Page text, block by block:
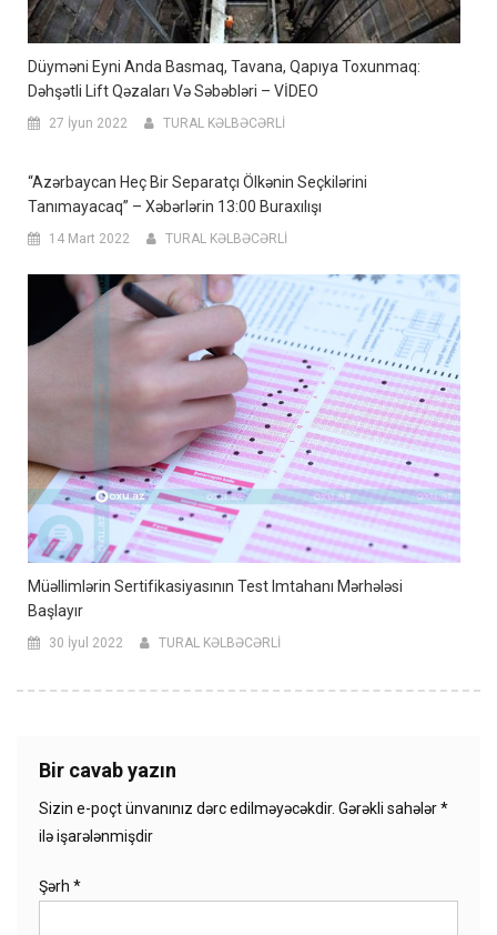
Düyməni Eyni Anda Basmaq, Tavana, Qapıya Toxunmaq:
Dəhşətli Lift Qəzaları Və Səbəbləri – VİDEO
27 İyun 2022 TURAL KƏLBƏCƏRLİ
“Azərbaycan Heç Bir Separatçı Ölkənin Seçkilərini
Tanımayacaq” – Xəbərlərin 13:00 Buraxılışı
14 Mart 2022 TURAL KƏLBƏCƏRLİ
Müəllimlərin Sertifikasiyasının Test Imtahanı Mərhələsi
Başlayır
30 İyul 2022 TURAL KƏLBƏCƏRLİ
Bir cavab yazın
Sizin e-poçt ünvanınız dərc edilməyəcəkdir. Gərəkli sahələr*
ilə işarələnmişdir
Şərh *